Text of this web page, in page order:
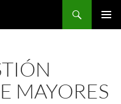
MAYORES